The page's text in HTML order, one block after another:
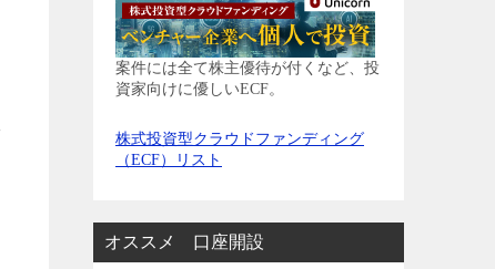
案件には全て株主優待が付くなど、投
資家向けに優しいECF。
株式投資型クラウドファンディング
（ECF）リスト
オススメ 口座開設